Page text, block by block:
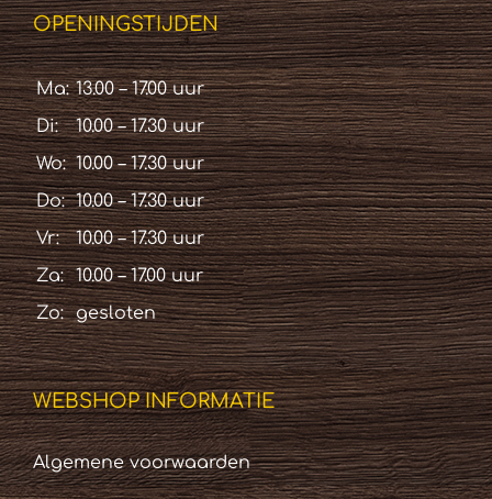
OPENINGSTIJDEN
Ma: 13.00 – 17.00 uur
Di:
10.00 – 17.30 uur
Wo: 10.00 – 17.30 uur
Do: 10.00 – 17.30 uur
Vr:
10.00 – 17.30 uur
Za:
10.00 – 17.00 uur
Zo:
gesloten
WEBSHOP INFORMATIE
Algemene voorwaarden